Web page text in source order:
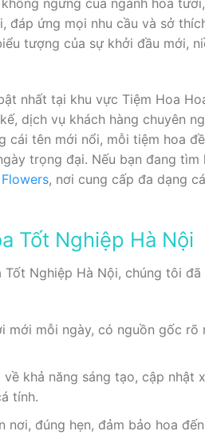
đáp ứng mọi nhu cầu và sở
tượng của sự khởi đầu mới,
nhất tại khu vực Tiệm Hoa
dịch vụ khách hàng chuyên
cái tên mới nổi, mỗi tiệm hoa
trọng đại. Nếu bạn đang tìm
, nơi cung cấp đa dạng
Tốt Nghiệp Hà Nội
Nghiệp Hà Nội, chúng tôi đã
mới mỗi ngày, có nguồn gốc rõ
khả năng sáng tạo, cập nhật
tính.
nơi, đúng hẹn, đảm bảo hoa